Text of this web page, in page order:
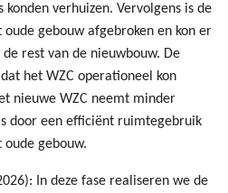
verhuizen. Vervolgens is de
gebouw afgebroken en kon er
rest van de nieuwbouw. De
het WZC operationeel kon
nieuwe WZC neemt minder
door een efficiënt ruimtegebruik
gebouw.
In deze fase realiseren we de